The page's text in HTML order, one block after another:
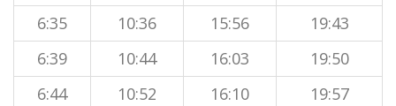
6:35
10:36 15:56
19:43
6:39
10:44 16:03
19:50
6:44
10:52 16:10
19:57